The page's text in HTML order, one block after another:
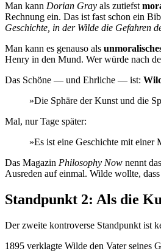
Man kann Dorian Gray als zutiefst
Rechnung ein. Das ist fast schon ein
Geschichte, in der Wilde die Gefahren
Man kann es genauso als
Henry in den Mund. Wer würde nach
Das Schöne — und Ehrliche — ist:
»Die Sphäre der Kunst und die
Mal, nur Tage später:
»Es ist eine Geschichte mit einer
Das Magazin Philosophy Now nennt
Ausreden auf einmal. Wilde wollte,
Standpunkt 2: Als die
Der zweite kontroverse Standpunkt ist
1895 verklagte Wilde den Vater seines